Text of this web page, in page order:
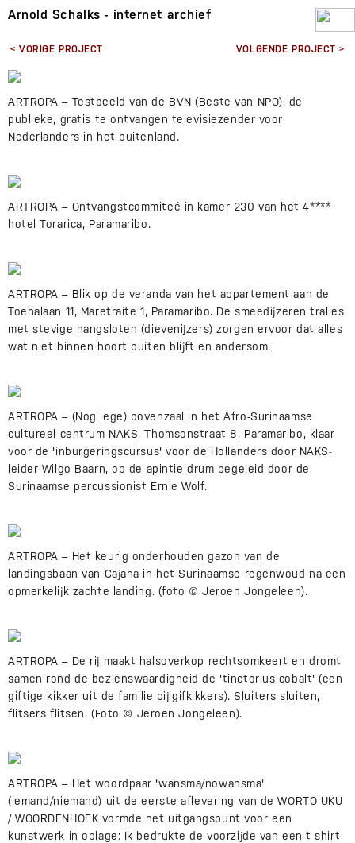
Arnold Schalks - internet archief
< VORIGE PROJECT VOLGENDE PROJECT >
ARTROPA – Testbeeld van de BVN (Beste van NPO), de
publieke, gratis te ontvangen televisiezender voor
Nederlanders in het buitenland.
ARTROPA – Ontvangstcommiteé in kamer 230 van het 4****
hotel Torarica, Paramaribo.
ARTROPA – Blik op de veranda van het appartement aan de
Toenalaan 11, Maretraite 1, Paramaribo. De smeedijzeren tralies
met stevige hangsloten (dievenijzers) zorgen ervoor dat alles
wat niet binnen hoort buiten blijft en andersom.
ARTROPA – (Nog lege) bovenzaal in het Afro-Surinaamse
cultureel centrum NAKS, Thomsonstraat 8, Paramaribo, klaar
voor de 'inburgeringscursus' voor de Hollanders door NAKS-
leider Wilgo Baarn, op de apintie-drum begeleid door de
Surinaamse percussionist Ernie Wolf.
ARTROPA – Het keurig onderhouden gazon van de
landingsbaan van Cajana in het Surinaamse regenwoud na een
opmerkelijk zachte landing. (foto © Jeroen Jongeleen).
ARTROPA – De rij maakt halsoverkop rechtsomkeert en dromt
samen rond de bezienswaardigheid de 'tinctorius cobalt' (een
giftige kikker uit de familie pijlgifkikkers). Sluiters sluiten,
flitsers flitsen. (Foto © Jeroen Jongeleen).
ARTROPA – Het woordpaar 'wansma/nowansma'
(iemand/niemand) uit de eerste aflevering van de WORTO UKU
/ WOORDENHOEK vormde het uitgangspunt voor een
kunstwerk in oplage: Ik bedrukte de voorzijde van een t-shirt